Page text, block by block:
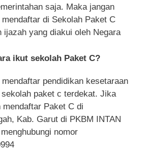
saja. Maka jangan
di Sekolah Paket C
ijazah yang diakui oleh Negara
ikut sekolah Paket C?
pendidikan kesetaraan
paket c terdekat. Jika
mendaftar Paket C di
Kab. Garut di PKBM INTAN
nomor